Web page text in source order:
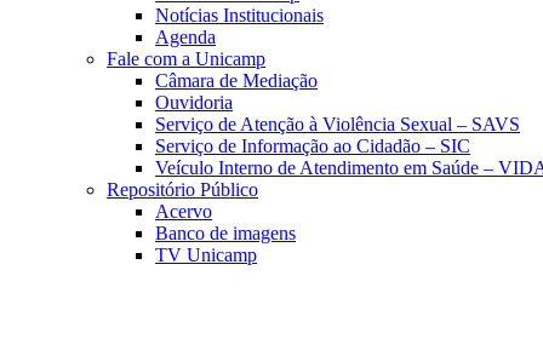
Notícias Institucionais
Agenda
Fale com a Unicamp
Câmara de Mediação
Ouvidoria
Serviço de Atenção à Violência Sexual – SAVS
Serviço de Informação ao Cidadão – SIC
Veículo Interno de Atendimento em Saúde –
Repositório Público
Acervo
Banco de imagens
TV Unicamp